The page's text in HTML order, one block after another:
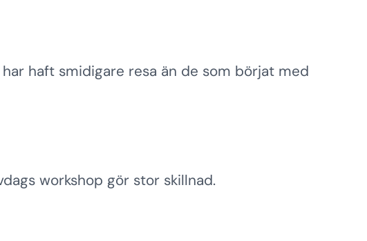
haft smidigare resa än de som börjat med
workshop gör stor skillnad.